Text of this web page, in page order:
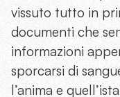
vissuto tutto in
documenti che
informazioni
sporcarsi di
l’anima e